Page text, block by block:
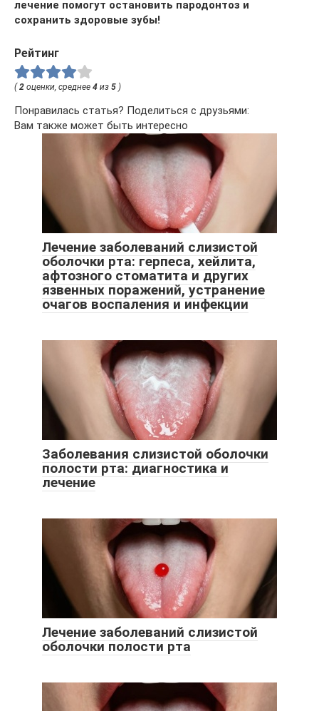
лечение помогут остановить пародонтоз и
сохранить здоровые зубы!
Рейтинг
( 2 оценки, среднее 4 из 5 )
Понравилась статья? Поделиться с друзьями:
Вам также может быть интересно
Лечение заболеваний слизистой
оболочки рта: герпеса, хейлита,
афтозного стоматита и других
язвенных поражений, устранение
очагов воспаления и инфекции
Заболевания слизистой оболочки
полости рта: диагностика и
лечение
Лечение заболеваний слизистой
оболочки полости рта